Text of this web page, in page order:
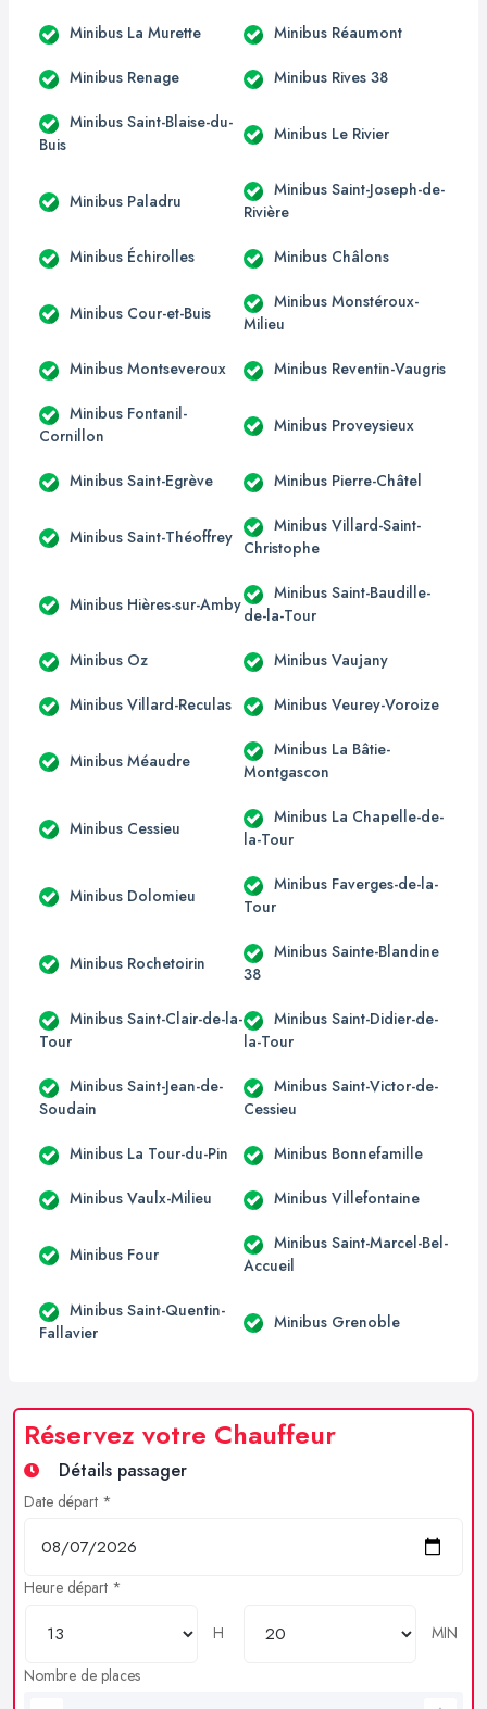
Minibus La Murette Minibus Réaumont
Minibus Renage Minibus Rives 38
Minibus Saint-Blaise-du-
Buis
Minibus Le Rivier
Minibus Paladru
Minibus Saint-Joseph-de-
Rivière
Minibus Échirolles Minibus Châlons
Minibus Cour-et-Buis
Minibus Monstéroux-
Milieu
Minibus Montseveroux Minibus Reventin-Vaugris
Minibus Fontanil-
Cornillon
Minibus Proveysieux
Minibus Saint-Egrève Minibus Pierre-Châtel
Minibus Saint-Théoffrey
Minibus Villard-Saint-
Christophe
Minibus Hières-sur-Amby
Minibus Saint-Baudille-
de-la-Tour
Minibus Oz Minibus Vaujany
Minibus Villard-Reculas Minibus Veurey-Voroize
Minibus Méaudre
Minibus La Bâtie-
Montgascon
Minibus Cessieu
Minibus La Chapelle-de-
la-Tour
Minibus Dolomieu
Minibus Faverges-de-la-
Tour
Minibus Rochetoirin
Minibus Sainte-Blandine
38
Minibus Saint-Clair-de-la-
Tour
Minibus Saint-Didier-de-
la-Tour
Minibus Saint-Jean-de-
Soudain
Minibus Saint-Victor-de-
Cessieu
Minibus La Tour-du-Pin Minibus Bonnefamille
Minibus Vaulx-Milieu Minibus Villefontaine
Minibus Four
Minibus Saint-Marcel-Bel-
Accueil
Minibus Saint-Quentin-
Fallavier
Minibus Grenoble
Réservez votre Chauffeur
Détails passager
Date départ *
Heure départ *
H
MIN
Nombre de places